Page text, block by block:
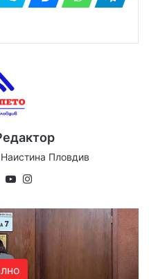
Пловдив
X YouTube